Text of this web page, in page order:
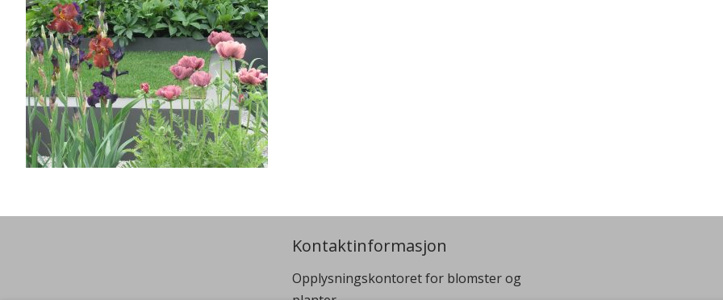
Kontaktinformasjon
Opplysningskontoret for blomster og